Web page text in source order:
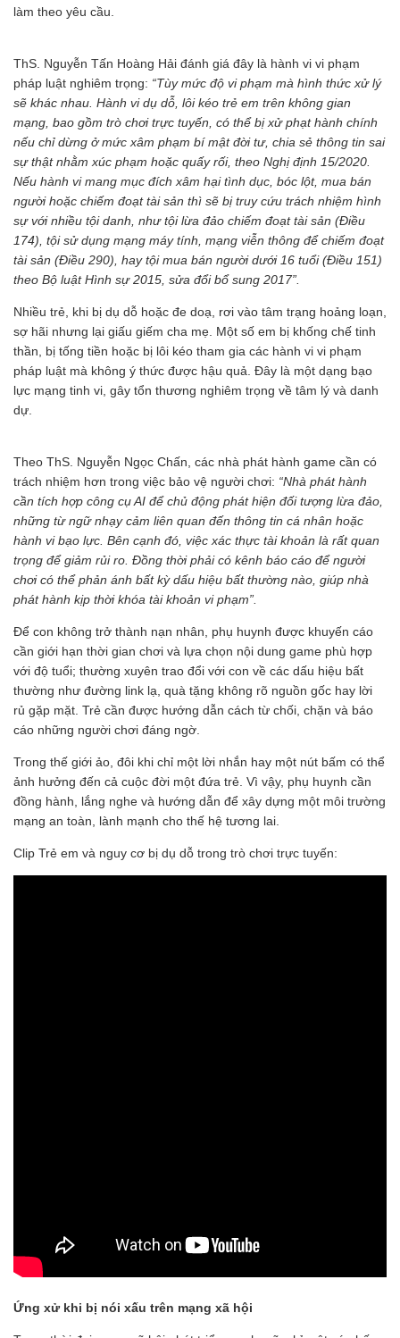
làm theo yêu cầu.
ThS. Nguyễn Tấn Hoàng Hải đánh giá đây là hành vi vi phạm
pháp luật nghiêm trọng: “Tùy mức độ vi phạm mà hình thức xử lý
sẽ khác nhau. Hành vi dụ dỗ, lôi kéo trẻ em trên không gian
mạng, bao gồm trò chơi trực tuyến, có thể bị xử phạt hành chính
nếu chỉ dừng ở mức xâm phạm bí mật đời tư, chia sẻ thông tin sai
sự thật nhằm xúc phạm hoặc quấy rối, theo Nghị định 15/2020.
Nếu hành vi mang mục đích xâm hại tình dục, bóc lột, mua bán
người hoặc chiếm đoạt tài sản thì sẽ bị truy cứu trách nhiệm hình
sự với nhiều tội danh, như tội lừa đảo chiếm đoạt tài sản (Điều
174), tội sử dụng mạng máy tính, mạng viễn thông để chiếm đoạt
tài sản (Điều 290), hay tội mua bán người dưới 16 tuổi (Điều 151)
theo Bộ luật Hình sự 2015, sửa đổi bổ sung 2017”.
Nhiều trẻ, khi bị dụ dỗ hoặc đe doạ, rơi vào tâm trạng hoảng loạn,
sợ hãi nhưng lại giấu giếm cha mẹ. Một số em bị khống chế tinh
thần, bị tống tiền hoặc bị lôi kéo tham gia các hành vi vi phạm
pháp luật mà không ý thức được hậu quả. Đây là một dạng bạo
lực mạng tinh vi, gây tổn thương nghiêm trọng về tâm lý và danh
dự.
Theo ThS. Nguyễn Ngọc Chấn, các nhà phát hành game cần có
trách nhiệm hơn trong việc bảo vệ người chơi: “Nhà phát hành
cần tích hợp công cụ AI để chủ động phát hiện đối tượng lừa đảo,
những từ ngữ nhạy cảm liên quan đến thông tin cá nhân hoặc
hành vi bạo lực. Bên cạnh đó, việc xác thực tài khoản là rất quan
trọng để giảm rủi ro. Đồng thời phải có kênh báo cáo để người
chơi có thể phản ánh bất kỳ dấu hiệu bất thường nào, giúp nhà
phát hành kịp thời khóa tài khoản vi phạm”.
Để con không trở thành nạn nhân, phụ huynh được khuyến cáo
cần giới hạn thời gian chơi và lựa chọn nội dung game phù hợp
với độ tuổi; thường xuyên trao đổi với con về các dấu hiệu bất
thường như đường link lạ, quà tặng không rõ nguồn gốc hay lời
rủ gặp mặt. Trẻ cần được hướng dẫn cách từ chối, chặn và báo
cáo những người chơi đáng ngờ.
Trong thế giới ảo, đôi khi chỉ một lời nhắn hay một nút bấm có thể
ảnh hưởng đến cả cuộc đời một đứa trẻ. Vì vậy, phụ huynh cần
đồng hành, lắng nghe và hướng dẫn để xây dựng một môi trường
mạng an toàn, lành mạnh cho thế hệ tương lai.
Clip Trẻ em và nguy cơ bị dụ dỗ trong trò chơi trực tuyến:
Ứng xử khi bị nói xấu trên mạng xã hội